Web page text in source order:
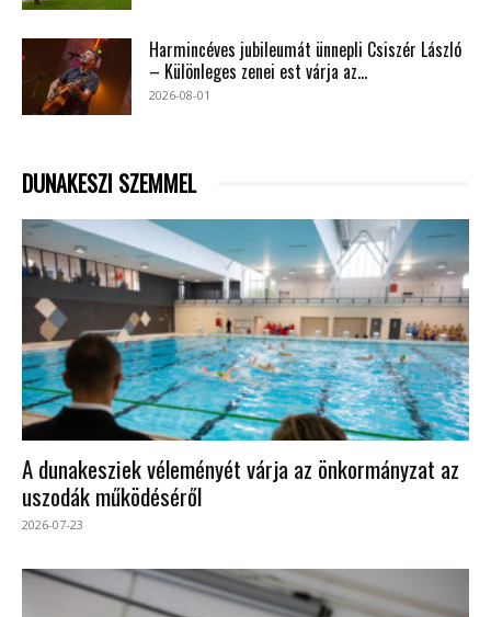
Harmincéves jubileumát ünnepli Csiszér László
– Különleges zenei est várja az...
2026-08-01
DUNAKESZI SZEMMEL
A dunakesziek véleményét várja az önkormányzat az
uszodák működéséről
2026-07-23